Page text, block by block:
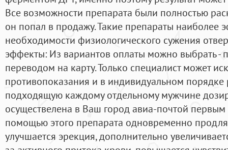
Все возможности препарата были полностью
он попал в продажу. Такие препараты наиболее
необходимости физиологического сужения
эффекты: Из вариантов оплаты можно выбрать -
переводом на карту. Только специалист может
противопоказания и в индивидуальном порядке
подходящую каждому отдельному мужчине
осуществелена в Ваш город авиа-почтой
помощью этого препарата одновременно
улучшается эрекция, дополнительно